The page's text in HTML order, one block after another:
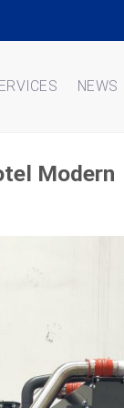
NEWS
Modern